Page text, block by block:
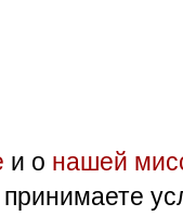
и о нашей